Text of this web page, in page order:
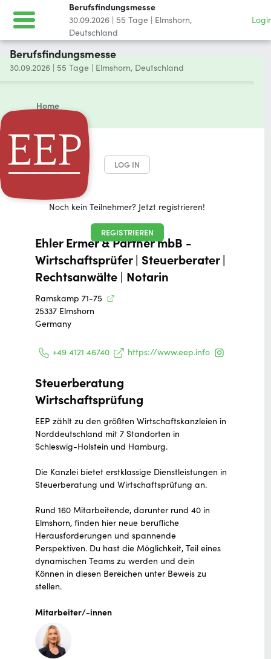
Berufsfindungsmesse
30.09.2026 | 55 Tage | Elmshorn, Deutschland
Home
Registration
LOG IN
Noch kein Teilnehmer? Jetzt registrieren!
REGISTRIEREN
Berufsfindungsmesse
30.09.2026 | 55 Tage | Elmshorn,
Deutschland
Ehler Ermer & Partner mbB -
Wirtschaftsprüfer | Steuerberater |
Rechtsanwälte | Notarin
Ramskamp 71-75
25337 Elmshorn
Germany
+49 4121 46740 https://www.eep.info
Steuerberatung
Wirtschaftsprüfung
EEP zählt zu den größten Wirtschaftskanzleien in
Norddeutschland mit 7 Standorten in
Schleswig-Holstein und Hamburg.
Die Kanzlei bietet erstklassige Dienstleistungen in
Steuerberatung und Wirtschaftsprüfung an.
Rund 160 Mitarbeitende, darunter rund 40 in
Elmshorn, finden hier neue berufliche
Herausforderungen und spannende
Perspektiven. Du hast die Möglichkeit, Teil eines
dynamischen Teams zu werden und dein
Können in diesen Bereichen unter Beweis zu
stellen.
Mitarbeiter/-innen